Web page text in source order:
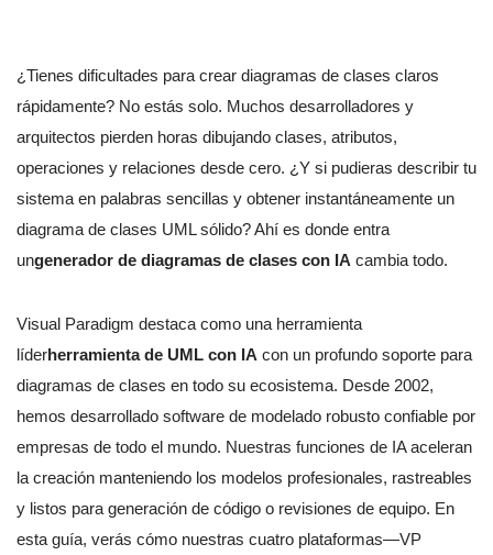
¿Tienes dificultades para crear diagramas de clases claros
rápidamente? No estás solo. Muchos desarrolladores y
arquitectos pierden horas dibujando clases, atributos,
operaciones y relaciones desde cero. ¿Y si pudieras describir tu
sistema en palabras sencillas y obtener instantáneamente un
diagrama de clases UML sólido? Ahí es donde entra
ungenerador de diagramas de clases con IA cambia todo.
Visual Paradigm destaca como una herramienta
líderherramienta de UML con IA con un profundo soporte para
diagramas de clases en todo su ecosistema. Desde 2002,
hemos desarrollado software de modelado robusto confiable por
empresas de todo el mundo. Nuestras funciones de IA aceleran
la creación manteniendo los modelos profesionales, rastreables
y listos para generación de código o revisiones de equipo. En
esta guía, verás cómo nuestras cuatro plataformas—VP